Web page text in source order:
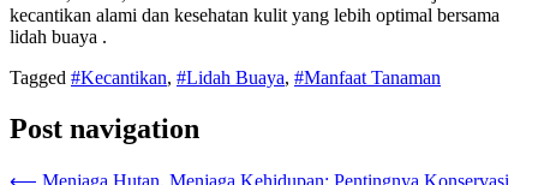
kecantikan alami dan kesehatan kulit yang lebih optimal bersama
lidah buaya .
Tagged #Kecantikan, #Lidah Buaya, #Manfaat Tanaman
Post navigation
⟵ Menjaga Hutan, Menjaga Kehidupan: Pentingnya Konservasi